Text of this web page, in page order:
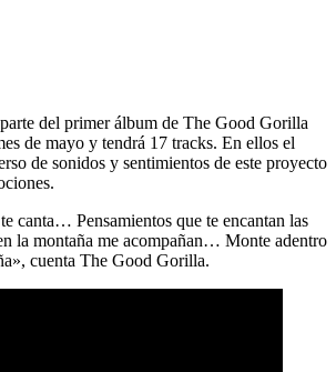
del primer álbum de The Good Gorilla
de mayo y tendrá 17 tracks. En ellos el
de sonidos y sentimientos de este proyecto
canta… Pensamientos que te encantan las
la montaña me acompañan… Monte adentro
cuenta The Good Gorilla.